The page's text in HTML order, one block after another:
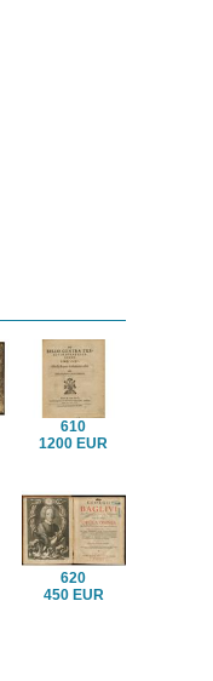
610
1200 EUR
620
450 EUR